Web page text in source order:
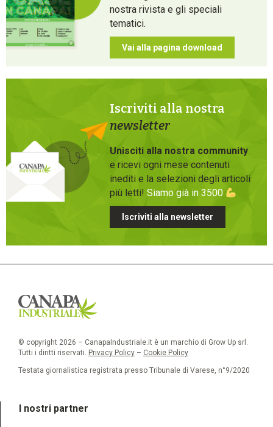
nostra rivista e gli speciali
tematici.
Vai alla pagina download
Iscriviti alla nostra
newsletter
Unisciti alla nostra community
e ricevi ogni mese contenuti
inediti e la selezioni degli articoli
più letti! Siamo già in 3500
Iscriviti alla newsletter
© copyright 2026 – CanapaIndustriale.it è un marchio di Grow Up srl.
Tutti i diritti riservati. Privacy Policy – Cookie Policy
Testata giornalistica registrata presso Tribunale di Varese, n°9/2020
I nostri partner